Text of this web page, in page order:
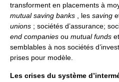
transforment en placements à
mutual saving banks , les saving
unions ; sociétés d’assurance;
end companies ou mutual funds et
semblables à nos sociétés
prises pour modèle.
Les crises du système